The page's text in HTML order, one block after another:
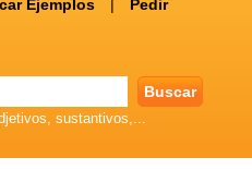
Ejemplos |
Pedir
sustantivos,...